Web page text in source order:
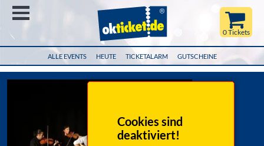
ALLE EVENTS HEUTE TICKETALARM GUTSCHEINE
0 Tickets
Cookies sind
deaktiviert!